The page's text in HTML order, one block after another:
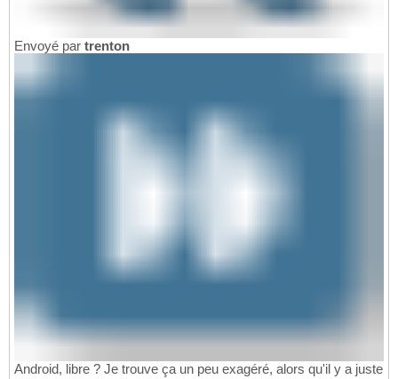
Envoyé par trenton
Android, libre ? Je trouve ça un peu exagéré, alors qu'il y a juste